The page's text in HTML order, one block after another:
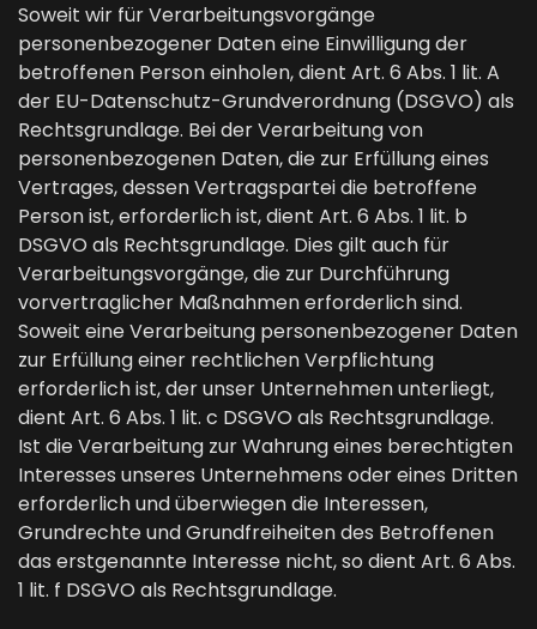
Soweit wir für Verarbeitungsvorgänge
personenbezogener Daten eine Einwilligung der
betroffenen Person einholen, dient Art. 6 Abs. 1 lit. A
der EU-Datenschutz-Grundverordnung (DSGVO) als
Rechtsgrundlage. Bei der Verarbeitung von
personenbezogenen Daten, die zur Erfüllung eines
Vertrages, dessen Vertragspartei die betroffene
Person ist, erforderlich ist, dient Art. 6 Abs. 1 lit. b
DSGVO als Rechtsgrundlage. Dies gilt auch für
Verarbeitungsvorgänge, die zur Durchführung
vorvertraglicher Maßnahmen erforderlich sind.
Soweit eine Verarbeitung personenbezogener Daten
zur Erfüllung einer rechtlichen Verpflichtung
erforderlich ist, der unser Unternehmen unterliegt,
dient Art. 6 Abs. 1 lit. c DSGVO als Rechtsgrundlage.
Ist die Verarbeitung zur Wahrung eines berechtigten
Interesses unseres Unternehmens oder eines Dritten
erforderlich und überwiegen die Interessen,
Grundrechte und Grundfreiheiten des Betroffenen
das erstgenannte Interesse nicht, so dient Art. 6 Abs.
1 lit. f DSGVO als Rechtsgrundlage.